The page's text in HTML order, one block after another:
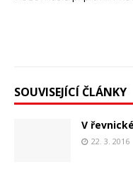
SOUVISEJÍCÍ ČLÁNKY
V
22. 3. 2016